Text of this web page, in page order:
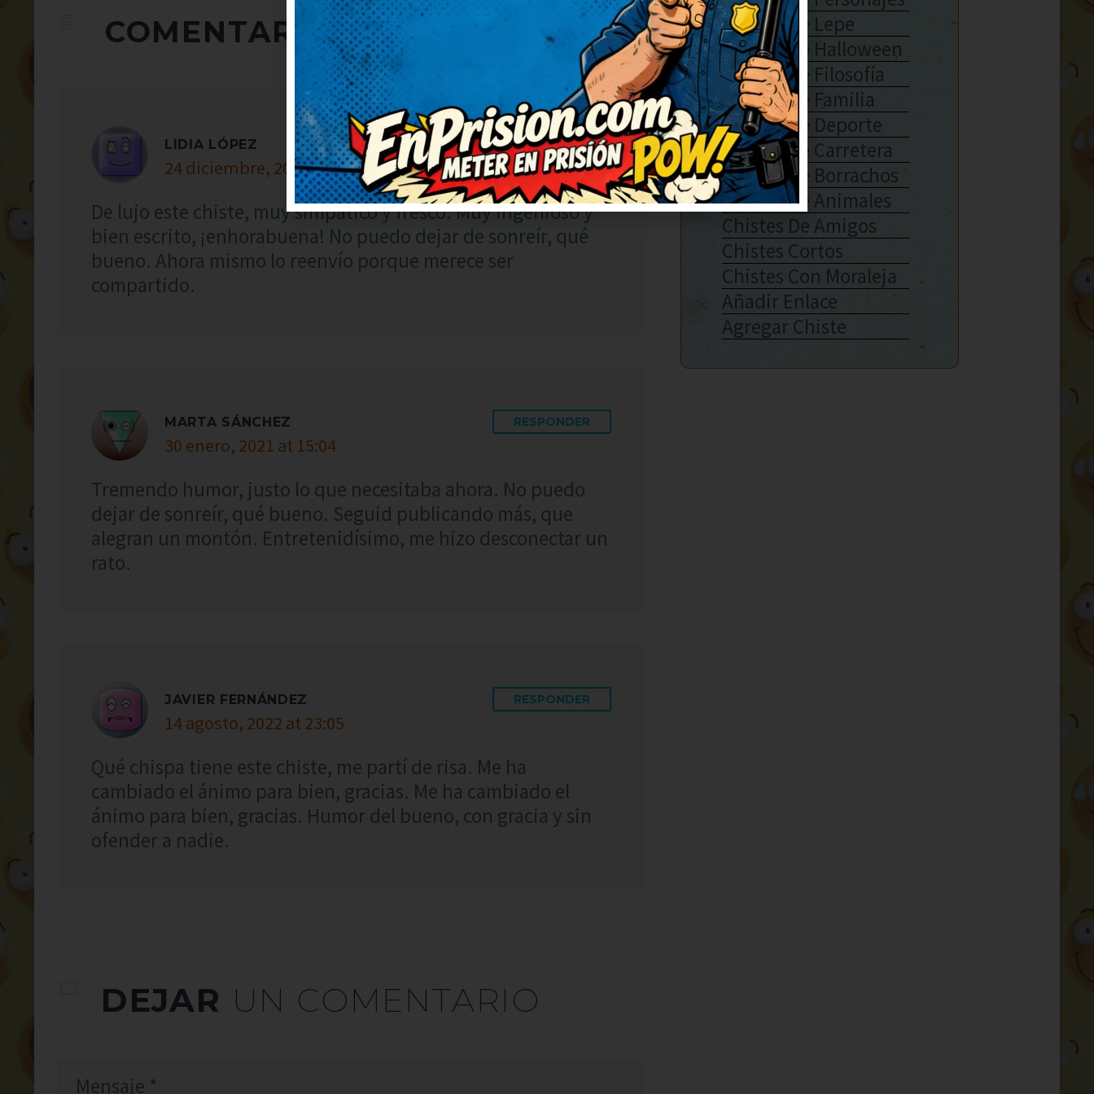
COMENTARIOS(3)
LIDIA LÓPEZ
24 diciembre, 2020 at 20:41
RESPONDER
De lujo este chiste, muy simpático y fresco. Muy ingenioso y
bien escrito, ¡enhorabuena! No puedo dejar de sonreír, qué
bueno. Ahora mismo lo reenvío porque merece ser
compartido.
MARTA SÁNCHEZ
30 enero, 2021 at 15:04
RESPONDER
Tremendo humor, justo lo que necesitaba ahora. No puedo
dejar de sonreír, qué bueno. Seguid publicando más, que
alegran un montón. Entretenidísimo, me hizo desconectar un
rato.
JAVIER FERNÁNDEZ
14 agosto, 2022 at 23:05
RESPONDER
Qué chispa tiene este chiste, me partí de risa. Me ha
cambiado el ánimo para bien, gracias. Me ha cambiado el
ánimo para bien, gracias. Humor del bueno, con gracia y sin
ofender a nadie.
DEJAR UN COMENTARIO
Chistes De Lepe
Chistes De Halloween
Chistes De Filosofía
Chistes De Familia
Chistes De Deporte
Chistes De Carretera
Chistes De Borrachos
Chistes De Animales
Chistes De Amigos
Chistes Cortos
Chistes Con Moraleja
Añadir Enlace
Agregar Chiste